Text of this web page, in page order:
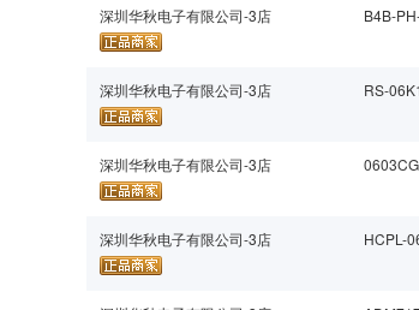
深圳华秋电子有限公司-3店 B4B-
深圳华秋电子有限公司-3店 RS-
深圳华秋电子有限公司-3店
深圳华秋电子有限公司-3店 HCPL-